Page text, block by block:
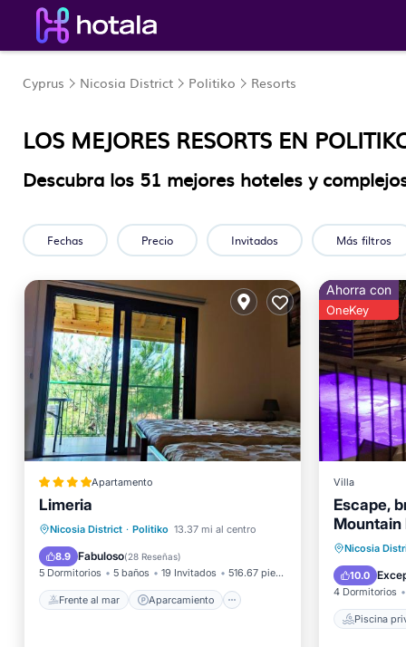
Cyprus Nicosia District Politiko Resorts
LOS MEJORES RESORTS EN
Descubra los 51 mejores hoteles y
Fechas Precio Invitados Más filtros
Apartamento
Limeria
Nicosia District · Politiko 13.37 mi al centro
8.9 Fabuloso(28 Reseñas)
5 Dormitorios 5 baños 19 Invitados 516.67 pies²
Frente al mar Aparcamiento
Frente al mar
Aparcamiento
Piscina
Vista al mar
Ahorra con
OneKey
Villa
Escape,
Mountain
Nicosia
10.0
4 Dormitorios
Piscina
Piscina
Bañera